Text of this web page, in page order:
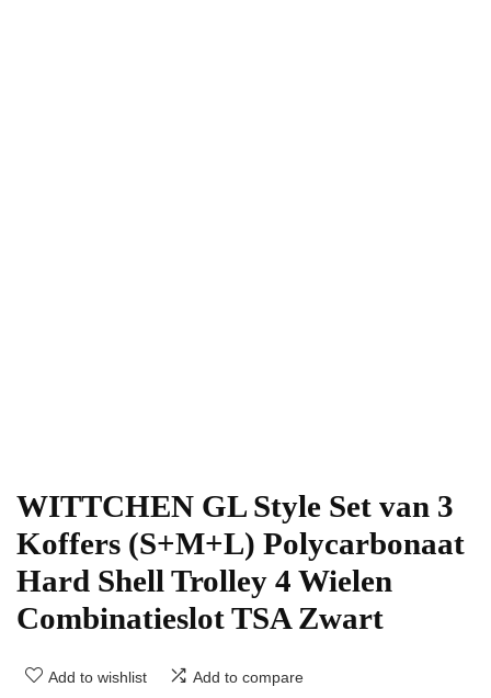
WITTCHEN GL Style Set van 3
Koffers (S+M+L) Polycarbonaat
Hard Shell Trolley 4 Wielen
Combinatieslot TSA Zwart
Add to wishlist Add to compare